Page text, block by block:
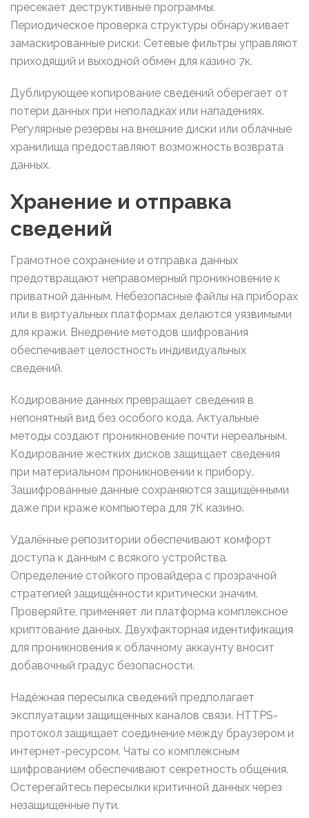
пресекает деструктивные программы.
Периодическое проверка структуры обнаруживает
замаскированные риски. Сетевые фильтры управляют
приходящий и выходной обмен для казино 7к.
Дублирующее копирование сведений оберегает от
потери данных при неполадках или нападениях.
Регулярные резервы на внешние диски или облачные
хранилища предоставляют возможность возврата
данных.
Хранение и отправка
сведений
Грамотное сохранение и отправка данных
предотвращают неправомерный проникновение к
приватной данным. Небезопасные файлы на приборах
или в виртуальных платформах делаются уязвимыми
для кражи. Внедрение методов шифрования
обеспечивает целостность индивидуальных
сведений.
Кодирование данных превращает сведения в
непонятный вид без особого кода. Актуальные
методы создают проникновение почти нереальным.
Кодирование жестких дисков защищает сведения
при материальном проникновении к прибору.
Зашифрованные данные сохраняются защищёнными
даже при краже компьютера для 7К казино.
Удалённые репозитории обеспечивают комфорт
доступа к данным с всякого устройства.
Определение стойкого провайдера с прозрачной
стратегией защищённости критически значим.
Проверяйте, применяет ли платформа комплексное
криптование данных. Двухфакторная идентификация
для проникновения к облачному аккаунту вносит
добавочный градус безопасности.
Надёжная пересылка сведений предполагает
эксплуатации защищенных каналов связи. HTTPS-
протокол защищает соединение между браузером и
интернет-ресурсом. Чаты со комплексным
шифрованием обеспечивают секретность общения.
Остерегайтесь пересылки критичной данных через
незащищенные пути.